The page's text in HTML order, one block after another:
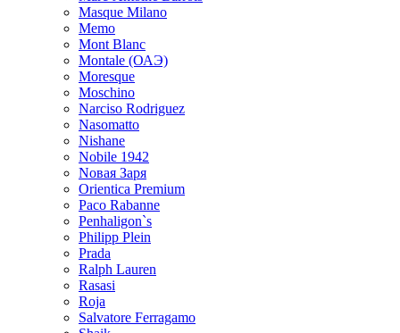
Masque Milano
Memo
Mont Blanc
Montale (ОАЭ)
Moresque
Moschino
Narciso Rodriguez
Nasomatto
Nishane
Nobile 1942
Nовая Заря
Orientica Premium
Paco Rabanne
Penhaligon`s
Philipp Plein
Prada
Ralph Lauren
Rasasi
Roja
Salvatore Ferragamo